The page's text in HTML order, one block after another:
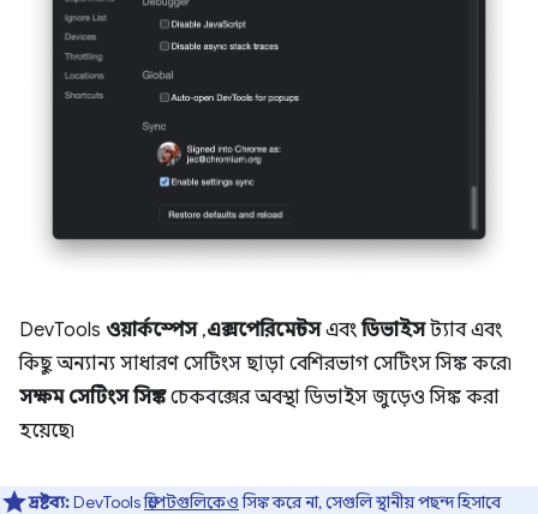
DevTools ওয়ার্কস্পেস,এক্সপেরিমেন্টসএবংডিভাইসট্যাব এবং
কিছু অন্যান্য সাধারণ সেটিংস ছাড়া বেশিরভাগ সেটিংস সিঙ্ক করে৷
সক্ষম সেটিংস সিঙ্কচেকবক্সের অবস্থা ডিভাইস জুড়েও সিঙ্ক করা
হয়েছে৷
দ্রষ্টব্য:DevToolsস্নিপেটগুলিকেওসিঙ্ক করে না, সেগুলি স্থানীয় পছন্দ হিসাবে